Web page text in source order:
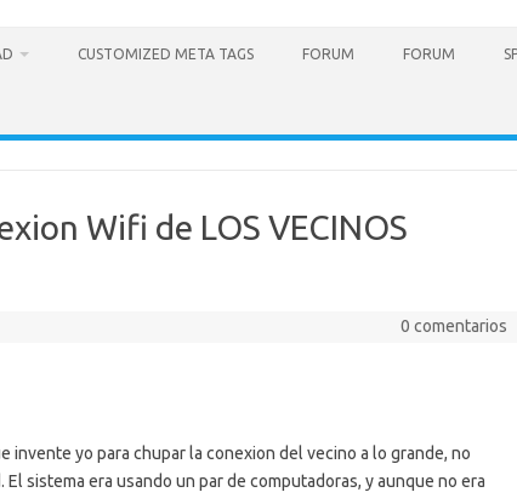
CUSTOMIZED META TAGS FORUM FORUM
Wifi de LOS VECINOS
0 comentarios
invente yo para chupar la conexion del vecino a lo grande, no
sistema era usando un par de computadoras, y aunque no era